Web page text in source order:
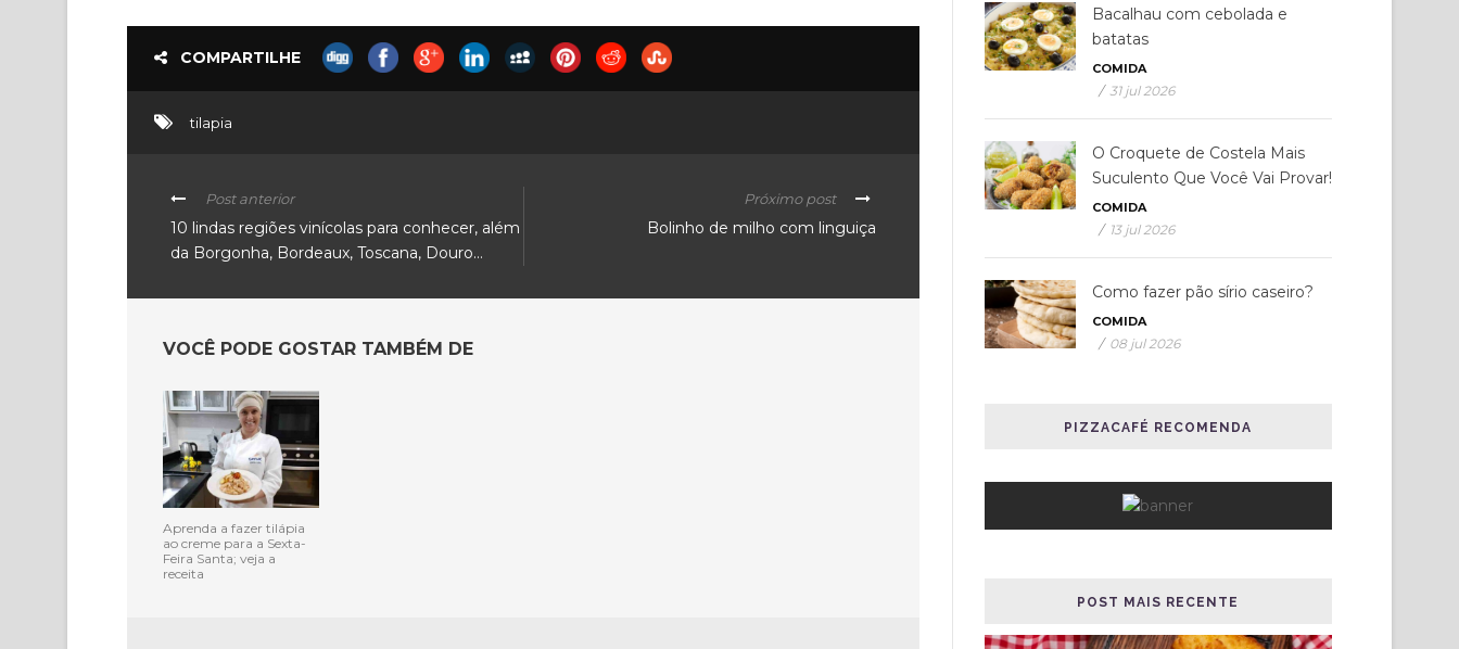
COMPARTILHE
tilapia
Post anterior
10 lindas regiões vinícolas para conhecer, além
da Borgonha, Bordeaux, Toscana, Douro…
Próximo post
Bolinho de milho com linguiça
VOCÊ PODE GOSTAR TAMBÉM DE
Aprenda a fazer tilápia
ao creme para a Sexta-
Feira Santa; veja a
receita
Bacalhau com cebolada e
batatas
COMIDA
/ 31 jul 2026
O Croquete de Costela Mais
Suculento Que Você Vai Provar!
COMIDA
/ 13 jul 2026
Como fazer pão sírio caseiro?
COMIDA
/ 08 jul 2026
PIZZACAFÉ RECOMENDA
POST MAIS RECENTE